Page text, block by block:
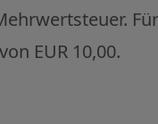
EUR 10,00.